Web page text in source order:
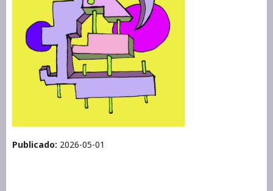
Publicado: 2026-05-01